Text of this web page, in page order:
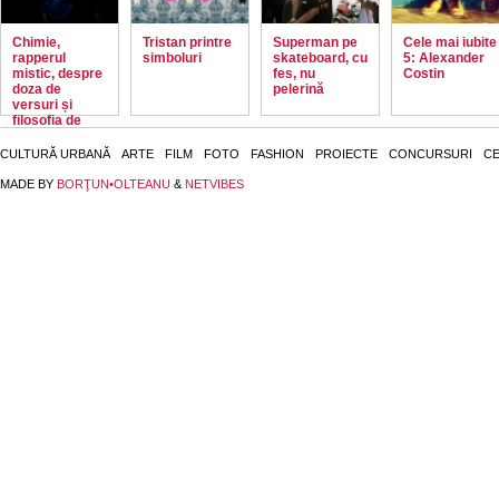
Chimie,
rapperul
mistic, despre
doza de
versuri și
filosofia de
Tristan printre
simboluri
Superman pe
skateboard, cu
fes, nu
pelerină
Cele mai iubite
5: Alexander
Costin
CULTURĂ URBANĂ ARTE FILM FOTO FASHION PROIECTE CONCURSURI
MADE BY BORŢUN•OLTEANU & NETVIBES